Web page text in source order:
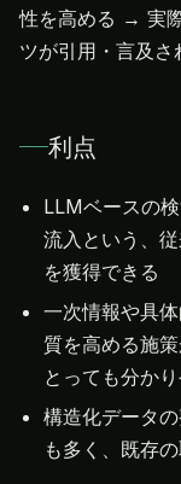
性を高める → 実
ツが引用・言及さ
利点
LLMベースの
流入という、
を獲得できる
一次情報や具
質を高める施
とっても分か
構造化データ
も多く、既存